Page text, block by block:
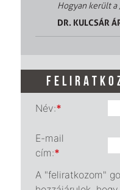
Hogyan került a
DR. KULCSÁR
Név:*
E-mail
cím:*
A "feliratkozom"